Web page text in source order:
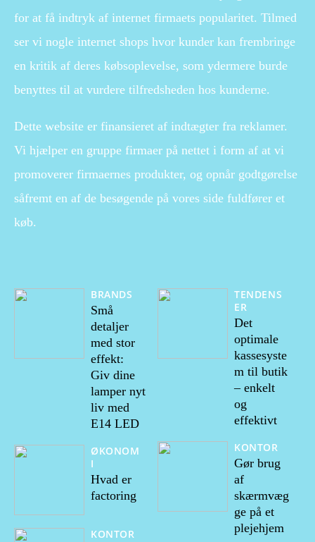
for at få indtryk af internet firmaets popularitet. Tilmed
ser vi nogle internet shops hvor kunder kan frembringe
en kritik af deres købsoplevelse, som ydermere burde
benyttes til at vurdere tilfredsheden hos kunderne.
Dette website er finansieret af indtægter fra reklamer.
Vi hjælper en gruppe firmaer på nettet i form af at vi
promoverer firmaernes produkter, og opnår godtgørelse
såfremt en af de besøgende på vores side fuldfører et
køb.
BRANDS
Små
detaljer
med stor
effekt:
Giv dine
lamper nyt
liv med
E14 LED
ØKONOM
I
Hvad er
factoring
KONTOR
TENDENS
ER
Det
optimale
kassesyste
m til butik
– enkelt
og
effektivt
KONTOR
Gør brug
af
skærmvæg
ge på et
plejehjem